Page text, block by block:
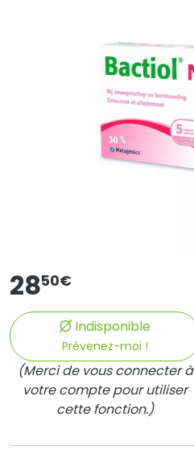
2850€
Indisponible
Prévenez-moi !
(Merci de vous connecter à
votre compte pour utiliser
cette fonction.)